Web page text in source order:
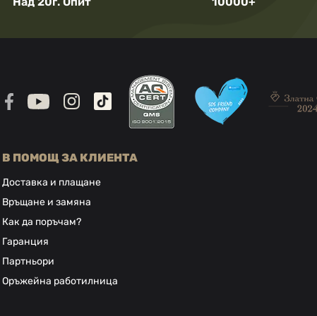
В ПОМОЩ ЗА КЛИЕНТА
Доставка и плащане
Връщане и замяна
Как да поръчам?
Гаранция
Партньори
Оръжейна работилница